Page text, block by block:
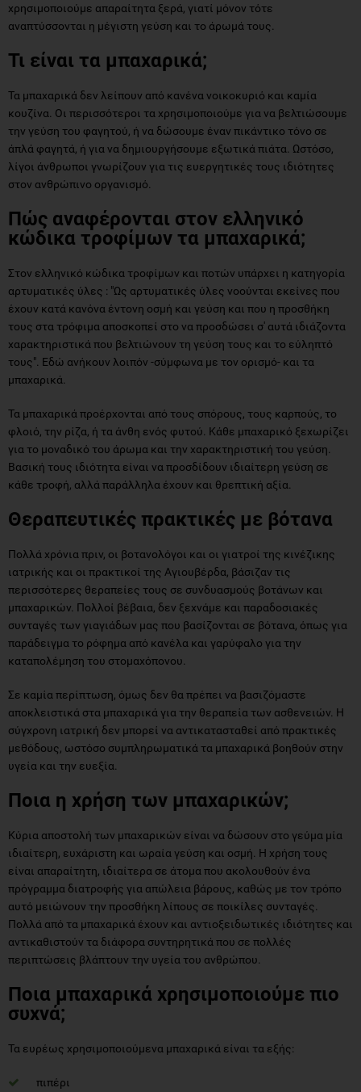
χρησιμοποιούμε απαραίτητα ξερά, γιατί μόνον τότε
αναπτύσσονται η μέγιστη γεύση και το άρωμά τους.
Τι είναι τα μπαχαρικά;
Τα μπαχαρικά δεν λείπουν από κανένα νοικοκυριό και καμία
κουζίνα. Οι περισσότεροι τα χρησιμοποιούμε για να βελτιώσουμε
την γεύση του φαγητού, ή να δώσουμε έναν πικάντικο τόνο σε
άπλά φαγητά, ή για να δημιουργήσουμε εξωτικά πιάτα. Ωστόσο,
λίγοι άνθρωποι γνωρίζουν για τις ευεργητικές τους ιδιότητες
στον ανθρώπινο οργανισμό.
Πώς αναφέρονται στον ελληνικό
κώδικα τροφίμων τα μπαχαρικά;
Στον ελληνικό κώδικα τροφίμων και ποτών υπάρχει η κατηγορία
αρτυματικές ύλες : "Ως αρτυματικές ύλες νοούνται εκείνες που
έχουν κατά κανόνα έντονη οσμή και γεύση και που η προσθήκη
τους στα τρόφιμα αποσκοπεί στο να προσδώσει σ' αυτά ιδιάζοντα
χαρακτηριστικά που βελτιώνουν τη γεύση τους και το εύληπτό
τους". Εδώ ανήκουν λοιπόν -σύμφωνα με τον ορισμό- και τα
μπαχαρικά.
Τα μπαχαρικά προέρχονται από τους σπόρους, τους καρπούς, το
φλοιό, την ρίζα, ή τα άνθη ενός φυτού. Κάθε μπαχαρικό ξεχωρίζει
για το μοναδικό του άρωμα και την χαρακτηριστική του γεύση.
Βασική τους ιδιότητα είναι να προσδίδουν ιδιαίτερη γεύση σε
κάθε τροφή, αλλά παράλληλα έχουν και θρεπτική αξία.
Θεραπευτικές πρακτικές με βότανα
Πολλά χρόνια πριν, οι βοτανολόγοι και οι γιατροί της κινέζικης
ιατρικής και οι πρακτικοί της Αγιουβέρδα, βάσιζαν τις
περισσότερες θεραπείες τους σε συνδυασμούς βοτάνων και
μπαχαρικών. Πολλοί βέβαια, δεν ξεχνάμε και παραδοσιακές
συνταγές των γιαγιάδων μας που βασίζονται σε βότανα, όπως για
παράδειγμα το ρόφημα από κανέλα και γαρύφαλο για την
καταπολέμηση του στομαχόπονου.
Σε καμία περίπτωση, όμως δεν θα πρέπει να βασιζόμαστε
αποκλειστικά στα μπαχαρικά για την θεραπεία των ασθενειών. Η
σύγχρονη ιατρική δεν μπορεί να αντικατασταθεί από πρακτικές
μεθόδους, ωστόσο συμπληρωματικά τα μπαχαρικά βοηθούν στην
υγεία και την ευεξία.
Ποια η χρήση των μπαχαρικών;
Κύρια αποστολή των μπαχαρικών είναι να δώσουν στο γεύμα μία
ιδιαίτερη, ευχάριστη και ωραία γεύση και οσμή. Η χρήση τους
είναι απαραίτητη, ιδιαίτερα σε άτομα που ακολουθούν ένα
πρόγραμμα διατροφής για απώλεια βάρους, καθώς με τον τρόπο
αυτό μειώνουν την προσθήκη λίπους σε ποικίλες συνταγές.
Πολλά από τα μπαχαρικά έχουν και αντιοξειδωτικές ιδιότητες και
αντικαθιστούν τα διάφορα συντηρητικά που σε πολλές
περιπτώσεις βλάπτουν την υγεία του ανθρώπου.
Ποια μπαχαρικά χρησιμοποιούμε πιο
συχνά;
Τα ευρέως χρησιμοποιούμενα μπαχαρικά είναι τα εξής:
πιπέρι